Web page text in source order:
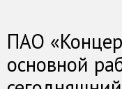
ПАО
основной